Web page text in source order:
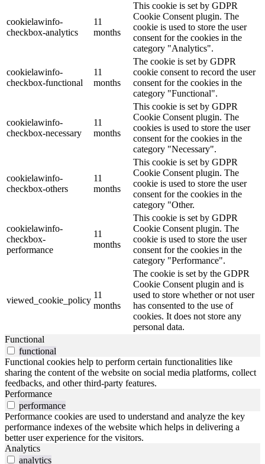
cookielawinfo-
checkbox-analytics
11
months
This cookie is set by GDPR
Cookie Consent plugin. The
cookie is used to store the user
consent for the cookies in the
category "Analytics".
cookielawinfo-
checkbox-functional
11
months
The cookie is set by GDPR
cookie consent to record the user
consent for the cookies in the
category "Functional".
cookielawinfo-
checkbox-necessary
11
months
This cookie is set by GDPR
Cookie Consent plugin. The
cookies is used to store the user
consent for the cookies in the
category "Necessary".
cookielawinfo-
checkbox-others
11
months
This cookie is set by GDPR
Cookie Consent plugin. The
cookie is used to store the user
consent for the cookies in the
category "Other.
cookielawinfo-
checkbox-
performance
11
months
This cookie is set by GDPR
Cookie Consent plugin. The
cookie is used to store the user
consent for the cookies in the
category "Performance".
viewed_cookie_policy
11
months
The cookie is set by the GDPR
Cookie Consent plugin and is
used to store whether or not user
has consented to the use of
cookies. It does not store any
personal data.
Functional
functional
Functional cookies help to perform certain functionalities like
sharing the content of the website on social media platforms, collect
feedbacks, and other third-party features.
Performance
performance
Performance cookies are used to understand and analyze the key
performance indexes of the website which helps in delivering a
better user experience for the visitors.
Analytics
analytics